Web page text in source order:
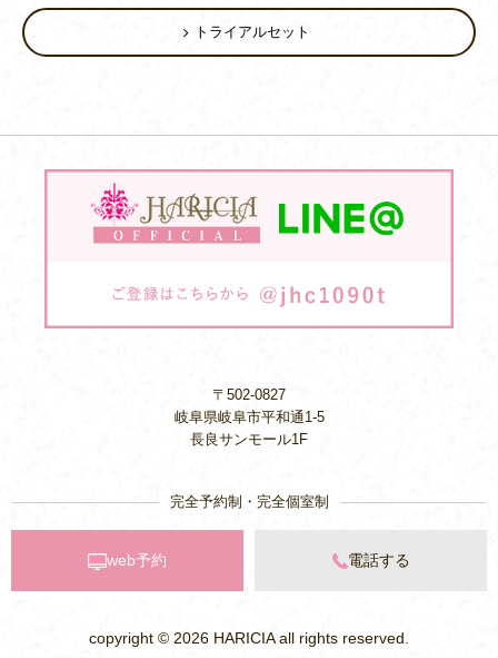
トライアルセット
〒502-0827
岐阜県岐阜市平和通1-5
長良サンモール1F
完全予約制・完全個室制
web予約 電話する
copyright © 2026 HARICIAall rights reserved.